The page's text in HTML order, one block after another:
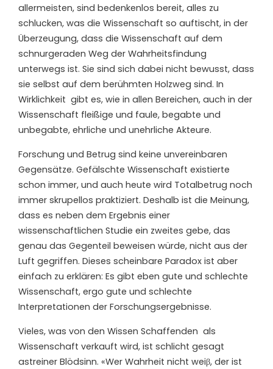
allermeisten, sind bedenkenlos bereit, alles zu
schlucken, was die Wissenschaft so auftischt, in der
Überzeugung, dass die Wissenschaft auf dem
schnurgeraden Weg der Wahrheitsfindung
unterwegs ist. Sie sind sich dabei nicht bewusst, dass
sie selbst auf dem berühmten Holzweg sind. In
Wirklichkeit gibt es, wie in allen Bereichen, auch in der
Wissenschaft fleißige und faule, begabte und
unbegabte, ehrliche und unehrliche Akteure.
Forschung und Betrug sind keine unvereinbaren
Gegensätze. Gefälschte Wissenschaft existierte
schon immer, und auch heute wird Totalbetrug noch
immer skrupellos praktiziert. Deshalb ist die Meinung,
dass es neben dem Ergebnis einer
wissenschaftlichen Studie ein zweites gebe, das
genau das Gegenteil beweisen würde, nicht aus der
Luft gegriffen. Dieses scheinbare Paradox ist aber
einfach zu erklären: Es gibt eben gute und schlechte
Wissenschaft, ergo gute und schlechte
Interpretationen der Forschungsergebnisse.
Vieles, was von den Wissen Schaffenden als
Wissenschaft verkauft wird, ist schlicht gesagt
astreiner Blödsinn. «Wer Wahrheit nicht weiβ, der ist